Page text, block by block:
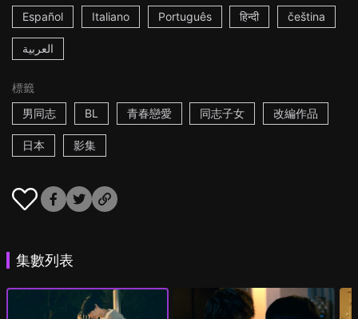
Español Italiano Português हिन्दी čeština
العربية
標籤
男同志
BL 青春戀愛 同志子女 改編作品
日本 影集
集數列表